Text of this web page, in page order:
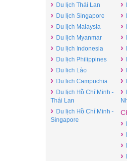
› Du lịch Thái Lan
› Du lịch Singapore
› Du lịch Malaysia
› Du lịch Myanmar
› Du lịch Indonesia
› Du lịch Philippines
› Du lịch Lào
› Du lịch Campuchia
› Du lịch Hồ Chí Minh -
Thái Lan
› Du lịch Hồ Chí Minh -
Singapore
›
›
›
›
›
›
›
›
›
›
›
›
›